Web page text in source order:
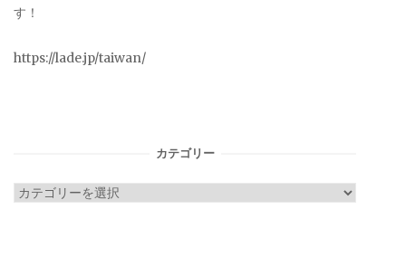
す！
https://lade.jp/taiwan/
カテゴリー
カ